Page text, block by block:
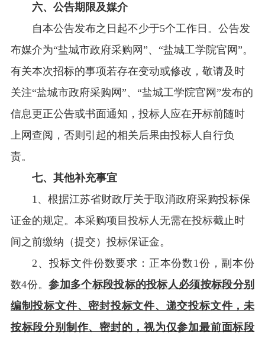
六、公告期限及媒介
自本公告发布之日起不少于5个工作日。公告发
布媒介为“盐城市政府采购网”、“盐城工学院官网”。
有关本次招标的事项若存在变动或修改，敬请及时
关注“盐城市政府采购网”、“盐城工学院官网”发布的
信息更正公告或书面通知，投标人应在开标前随时
上网查阅，否则引起的相关后果由投标人自行负
责。
七、其他补充事宜
1、根据江苏省财政厅关于取消政府采购投标保
证金的规定。本采购项目投标人无需在投标截止时
间之前缴纳（提交）投标保证金。
2 、投标文件份数要求：正本份数1份，副本份
数4份。参加多个标段投标的投标人必须按标段分别
编制投标文件、密封投标文件、递交投标文件，未
按标段分别制作、密封的，视为仅参加最前面标段